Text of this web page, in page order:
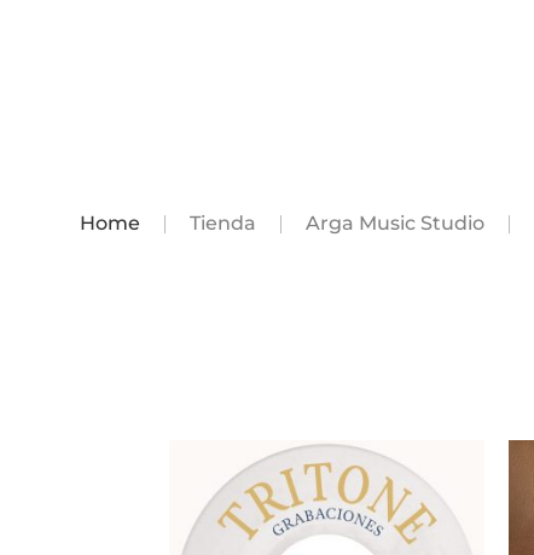
Home Tienda Arga Music Studio